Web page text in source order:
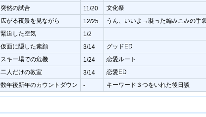
突然の試合 11/20 文化祭
広がる夜景を見ながら 12/25 うん、いいよ→凝った編みこみの
緊迫した空気
1/2
仮面に隠した素顔 3/14 グッドED
スキー場での危機 1/24 恋愛ルート
二人だけの教室 3/14 恋愛ED
数年後新年のカウントダウン - キーワード３つをいれた後日談